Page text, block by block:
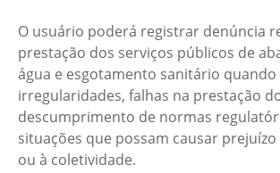
O usuário poderá registrar denúncia
prestação dos serviços públicos de
água e esgotamento sanitário
irregularidades, falhas na prestação
descumprimento de normas
situações que possam causar
ou à coletividade.